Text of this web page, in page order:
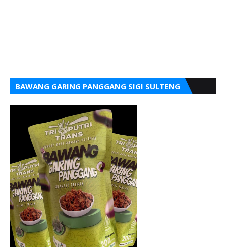
BAWANG GARING PANGGANG SIGI SULTENG